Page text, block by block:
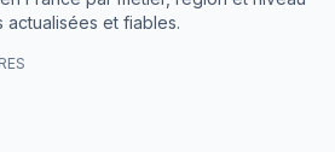
et fiables.